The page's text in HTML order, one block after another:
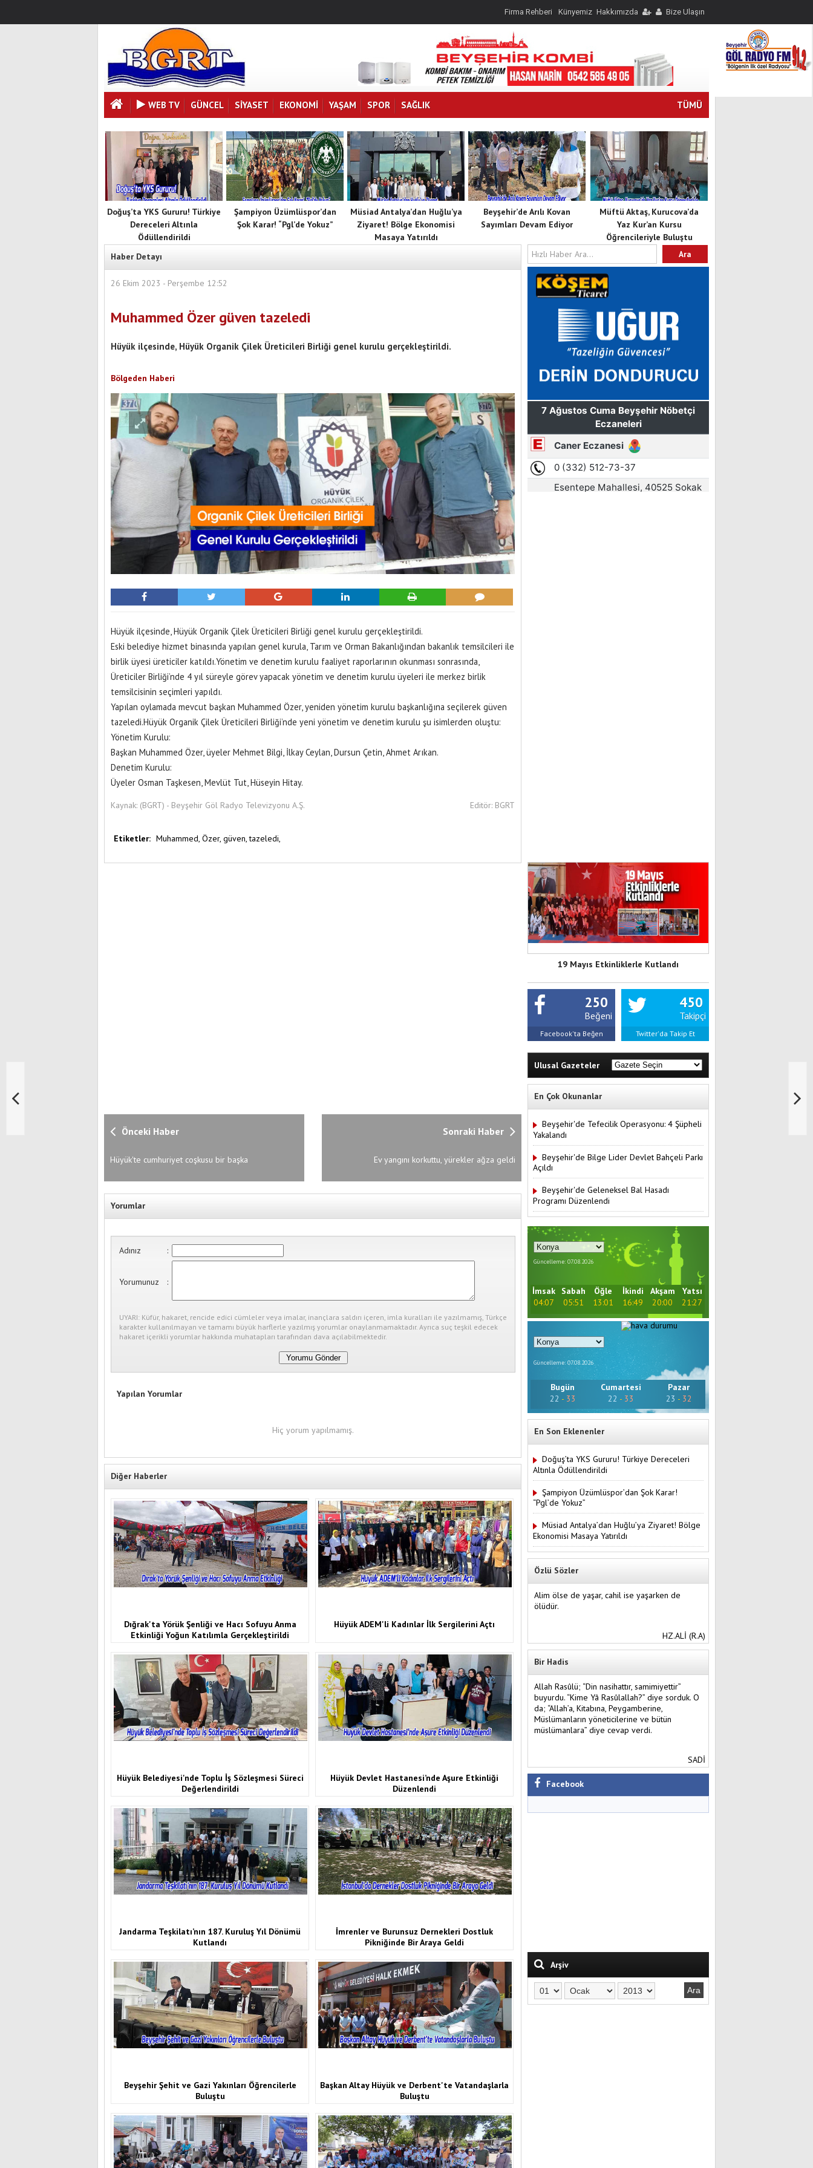
Firma Rehberi Künyemiz Hakkımızda Bize Ulaşın
WEB TV GÜNCEL SIYASET EKONOMI YAŞAM SPOR SAĞLIK TÜMÜ
Doğuş’ta YKS Gururu! Türkiye
Dereceleri Altınla
Ödüllendirildi
Şampiyon Üzümlüspor’dan
Şok Karar! “Pgl’de Yokuz”
Müsiad Antalya’dan Huğlu’ya
Ziyaret! Bölge Ekonomisi
Masaya Yatırıldı
Müftü Aktaş, Kurucova’da
Yaz Kur’an Kursu
Öğrencileriyle Buluştu
Beyşehir’de Arılı Kovan
Sayımları Devam Ediyor
Haber Detayı
26 Ekim 2023 - Perşembe 12:52
Muhammed Özer güven tazeledi
Hüyük ilçesinde, Hüyük Organik Çilek Üreticileri Birliği genel kurulu gerçekleştirildi.
Bölgeden Haberi
Hüyük ilçesinde, Hüyük Organik Çilek Üreticileri Birliği genel kurulu gerçekleştirildi.
Eski belediye hizmet binasında yapılan genel kurula, Tarım ve Orman Bakanlığından bakanlık temsilcileri ile
birlik üyesi üreticiler katıldı.Yönetim ve denetim kurulu faaliyet raporlarının okunması sonrasında,
Üreticiler Birliği’nde 4 yıl süreyle görev yapacak yönetim ve denetim kurulu üyeleri ile merkez birlik
temsilcisinin seçimleri yapıldı.
Yapılan oylamada mevcut başkan Muhammed Özer, yeniden yönetim kurulu başkanlığına seçilerek güven
tazeledi.Hüyük Organik Çilek Üreticileri Birliği’nde yeni yönetim ve denetim kurulu şu isimlerden oluştu:
Yönetim Kurulu:
Başkan Muhammed Özer, üyeler Mehmet Bilgi, İlkay Ceylan, Dursun Çetin, Ahmet Arıkan.
Denetim Kurulu:
Üyeler Osman Taşkesen, Mevlüt Tut, Hüseyin Hitay.
Kaynak: (BGRT) - Beyşehir Göl Radyo Televizyonu A.Ş. Editör: BGRT
Etiketler: Muhammed, Özer, güven,tazeledi,
Önceki Haber
Hüyük'te cumhuriyet coşkusu bir başka
Sonraki Haber
Ev yangını korkuttu, yürekler ağza geldi
Yorumlar
Adınız :
Yorumunuz :
UYARI: Küfür, hakaret, rencide edici cümleler veya imalar, inançlara saldırı içeren, imla kuralları ile yazılmamış, Türkçe
karakter kullanılmayan ve tamamı büyük harflerle yazılmış yorumlar onaylanmamaktadır. Ayrıca suç teşkil edecek
hakaret içerikli yorumlar hakkında muhatapları tarafından dava açılabilmektedir.
Yapılan Yorumlar
Hiç yorum yapılmamış.
Diğer Haberler
Dığrak'ta Yörük Şenliği ve Hacı Sofuyu Anma
Etkinliği Yoğun Katılımla Gerçekleştirildi
Hüyük ADEM'li Kadınlar İlk Sergilerini Açtı
Hüyük Belediyesi'nde Toplu İş Sözleşmesi Süreci
Değerlendirildi
Hüyük Devlet Hastanesi’nde Aşure Etkinliği
Düzenlendi
Jandarma Teşkilatı’nın 187. Kuruluş Yıl Dönümü
Kutlandı
İmrenler ve Burunsuz Dernekleri Dostluk
Pikniğinde Bir Araya Geldi
Beyşehir Şehit ve Gazi Yakınları Öğrencilerle
Buluştu
Başkan Altay Hüyük ve Derbent'te Vatandaşlarla
Buluştu
19 Mayıs Etkinliklerle Kutlandı
250
Beğeni
Facebook'ta Beğen
450
Takipçi
Twitter'da Takip Et
Ulusal Gazeteler
En Çok Okunanlar
Beyşehir'de Tefecilik Operasyonu: 4 Şüpheli
Yakalandı
Beyşehir'de Bilge Lider Devlet Bahçeli Parkı
Açıldı
Beyşehir'de Geleneksel Bal Hasadı
Programı Düzenlendi
Güncelleme: 07.08.2026
İmsak
04:07
Sabah
05:51
Öğle
13:01
İkindi
16:49
Akşam
20:00
Yatsı
21:27
Güncelleme: 07.08.2026
Bugün
22 - 33
Cumartesi
22 - 33
Pazar
23 - 32
En Son Eklenenler
Doğuş’ta YKS Gururu! Türkiye Dereceleri
Altınla Ödüllendirildi
Şampiyon Üzümlüspor’dan Şok Karar!
“Pgl’de Yokuz”
Müsiad Antalya’dan Huğlu’ya Ziyaret! Bölge
Ekonomisi Masaya Yatırıldı
Özlü Sözler
Alim ölse de yaşar, cahil ise yaşarken de
ölüdür.
HZ.ALİ (R.A)
Bir Hadis
Allah Rasûlü; “Din nasihattır, samimiyettir”
buyurdu. “Kime Yâ Rasûlallah?” diye sorduk. O
da; “Allah’a, Kitabına, Peygamberine,
Müslümanların yöneticilerine ve bütün
müslümanlara” diye cevap verdi.
SADİ
Facebook
Arşiv